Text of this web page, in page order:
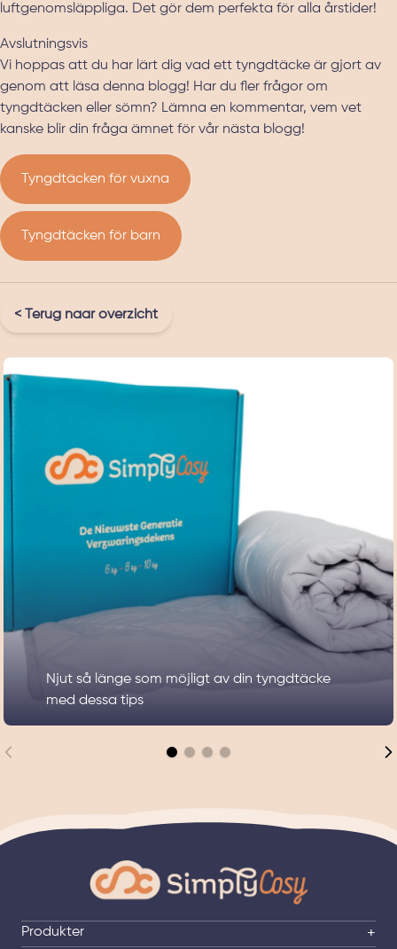
luftgenomsläppliga. Det gör dem perfekta för alla årstider!
Avslutningsvis
Vi hoppas att du har lärt dig vad ett tyngdtäcke är gjort av
genom att läsa denna blogg! Har du fler frågor om
tyngdtäcken eller sömn? Lämna en kommentar, vem vet
kanske blir din fråga ämnet för vår nästa blogg!
Tyngdtäcken för vuxna
Tyngdtäcken för barn
< Terug naar overzicht
Njut så länge som möjligt av din tyngdtäcke
med dessa tips
Produkter +